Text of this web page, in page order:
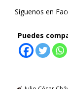
Síguenos en
Puedes